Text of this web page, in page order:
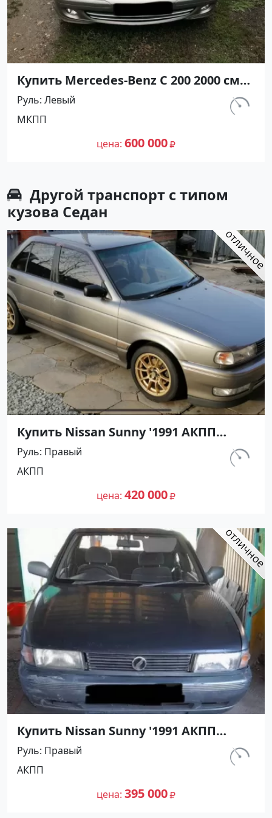
Купить Mercedes-Benz С 200 2000 см3
МКПП (163 л.с.) Бензин инжектор в
Крымск: цвет Сеебристый Седан
2002 года по цене 600000 рублей,
объявление №27226 на сайте
Авторынок23
км.
Руль Левый
МКПП
цена 600 000
Другой транспорт с типом
кузова Седан
Купить Nissan Sunny '1991 АКПП
(1400/75 л.с.) Бензин инжектор
Воронежская цвет Серый Седан по
цене 420000 рублей, объявление
№27501 на сайте Авторынок23
км.
Руль Правый
АКПП
цена 420 000
Купить Nissan Sunny '1991 АКПП
(1400/75 л.с.) Бензин инжектор
Кореновск цвет Серый Седан по
цене 395000 рублей, объявление
№27500 на сайте Авторынок23
км.
Руль Правый
АКПП
цена 395 000